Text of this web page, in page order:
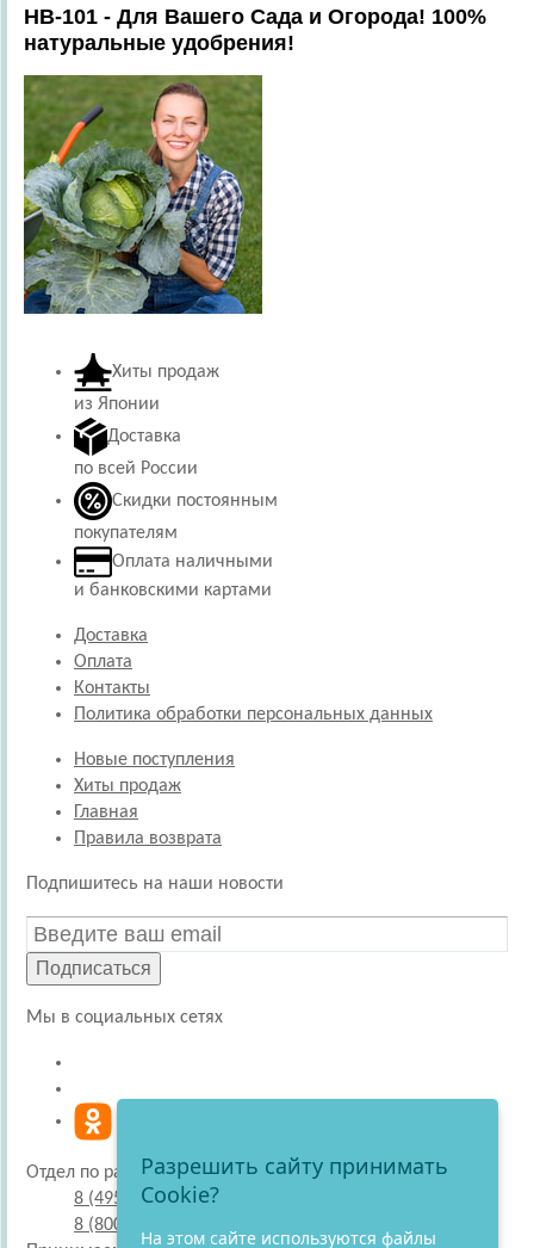
HB-101 - Для Вашего Сада и Огорода! 100%
натуральные удобрения!
Хиты продаж
из Японии
Доставка
по всей России
Скидки постоянным
покупателям
Оплата наличными
и банковскими картами
Доставка
Оплата
Контакты
Политика обработки персональных данных
Новые поступления
Хиты продаж
Главная
Правила возврата
Подпишитесь на наши новости
Подписаться
Мы в социальных сетях
Отдел по работе с покупателями
8 (495) 220-51-30
8 (800) 707-27-19
Разрешить сайту принимать
Cookie?
На этом сайте используются файлы